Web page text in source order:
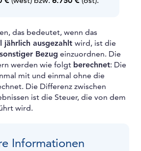
das bedeutet, wenn das
jährlich ausgezahlt wird, ist die
sonstiger Bezug einzuordnen. Die
werden wie folgt berechnet: Die
mit und einmal ohne die
Die Differenz zwischen
ist die Steuer, die von dem
wird.
Informationen